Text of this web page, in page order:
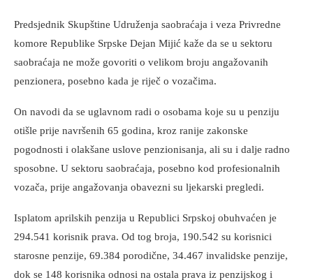
Predsjednik Skupštine Udruženja saobraćaja i veza Privredne
komore Republike Srpske Dejan Mijić kaže da se u sektoru
saobraćaja ne može govoriti o velikom broju angažovanih
penzionera, posebno kada je riječ o vozačima.
On navodi da se uglavnom radi o osobama koje su u penziju
otišle prije navršenih 65 godina, kroz ranije zakonske
pogodnosti i olakšane uslove penzionisanja, ali su i dalje radno
sposobne. U sektoru saobraćaja, posebno kod profesionalnih
vozača, prije angažovanja obavezni su ljekarski pregledi.
Isplatom aprilskih penzija u Republici Srpskoj obuhvaćen je
294.541 korisnik prava. Od tog broja, 190.542 su korisnici
starosne penzije, 69.384 porodične, 34.467 invalidske penzije,
dok se 148 korisnika odnosi na ostala prava iz penzijskog i